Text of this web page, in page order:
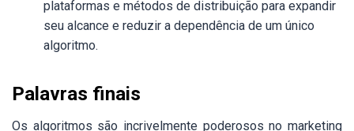
plataformas e métodos de distribuição para expandir
seu alcance e reduzir a dependência de um único
algoritmo.
Palavras finais
Os algoritmos são incrivelmente poderosos no marketing